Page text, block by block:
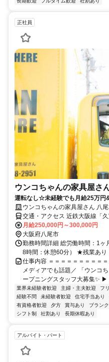
正社員
ウンコちゃんの家具屋さ
運転なし☆未経験でも月給25万
ウンコちゃんの家具屋さん 八
交通・アクセス 近鉄大阪線「
JR「鶴橋駅」より約25分の立地
月給250,000円～300,000円
大阪府八尾市
勤務時間詳細 総労働時間：1
8時間：休憩60分） ★残業あり
仕事内容 ＝＝＝＝＝＝＝＝＝
メディアでも話題／ 「ウンコ
ープニングスタッフ大募集✨
業界未経験者歓迎 主婦・主夫歓迎 フ
経験不問
未経験者歓迎 住宅手当あり
有資格者歓迎
夕方 賞与あり ブラン
シフト制
社割あり 長期休暇あり
アルバイト・パート